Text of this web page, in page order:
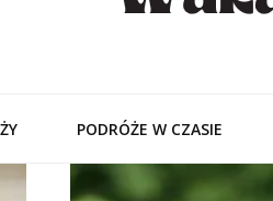
PODRÓŻE W CZASIE